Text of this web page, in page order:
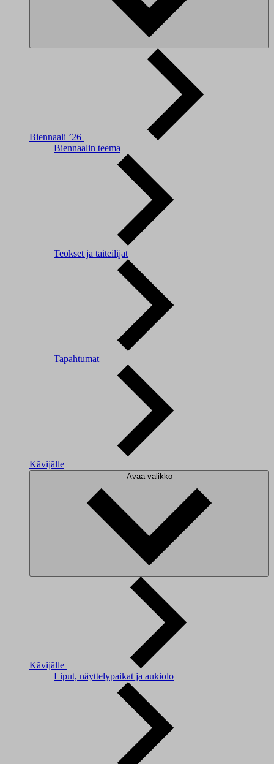
Biennaali ’26
Biennaalin teema
Teokset ja taiteilijat
Tapahtumat
Kävijälle
Avaa valikko
Kävijälle
Liput, näyttelypaikat ja aukiolo